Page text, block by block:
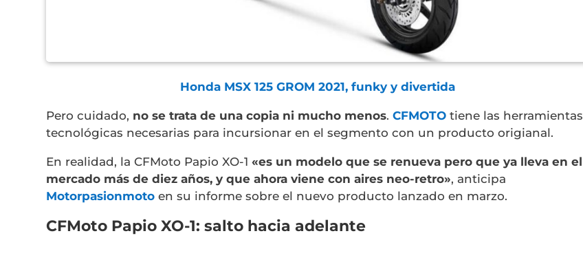
Honda MSX 125 GROM 2021, funky y divertida
Pero cuidado, no se trata de una copia ni mucho menos.CFMOTO tiene las herramientas
tecnológicas necesarias para incursionar en el segmento con un producto origianal.
En realidad, la CFMoto Papio XO-1 «es un modelo que se renueva pero que ya lleva en el
mercado más de diez años, y que ahora viene con aires neo-retro», anticipa
Motorpasionmoto en su informe sobre el nuevo producto lanzado en marzo.
CFMoto Papio XO-1: salto hacia adelante